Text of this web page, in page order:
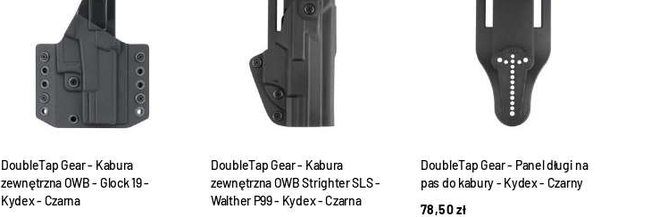
DoubleTap Gear - Kabura
zewnętrzna OWB - Glock 19 -
Kydex - Czarna
DoubleTap Gear - Kabura
zewnętrzna OWB Strighter SLS -
Walther P99 - Kydex - Czarna
DoubleTap Gear - Panel długi na
pas do kabury - Kydex - Czarny
78,50zł